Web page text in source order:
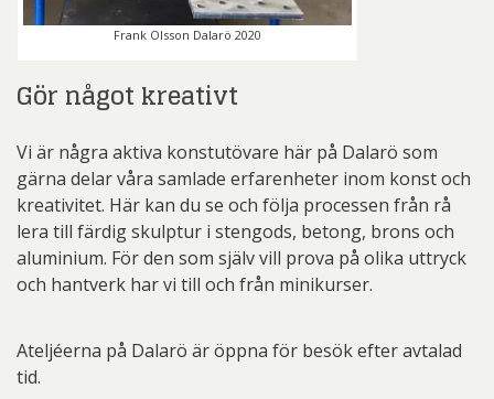
Frank Olsson Dalarö 2020
Gör något kreativt
Vi är några aktiva konstutövare här på Dalarö som
gärna delar våra samlade erfarenheter inom konst och
kreativitet. Här kan du se och följa processen från rå
lera till färdig skulptur i stengods, betong, brons och
aluminium. För den som själv vill prova på olika uttryck
och hantverk har vi till och från minikurser.
Ateljéerna på Dalarö är öppna för besök efter avtalad
tid.